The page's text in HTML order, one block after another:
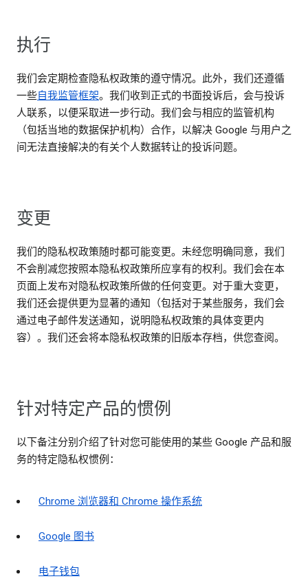
执行
我们会定期检查隐私权政策的遵守情况。此外，我们还遵循
一些自我监管框架。我们收到正式的书面投诉后，会与投诉
人联系，以便采取进一步行动。我们会与相应的监管机构
（包括当地的数据保护机构）合作，以解决 Google 与用户之
间无法直接解决的有关个人数据转让的投诉问题。
变更
我们的隐私权政策随时都可能变更。未经您明确同意，我们
不会削减您按照本隐私权政策所应享有的权利。我们会在本
页面上发布对隐私权政策所做的任何变更。对于重大变更，
我们还会提供更为显著的通知（包括对于某些服务，我们会
通过电子邮件发送通知，说明隐私权政策的具体变更内
容）。我们还会将本隐私权政策的旧版本存档，供您查阅。
针对特定产品的惯例
以下备注分别介绍了针对您可能使用的某些 Google 产品和服
务的特定隐私权惯例：
Chrome 浏览器和 Chrome 操作系统
Google 图书
电子钱包